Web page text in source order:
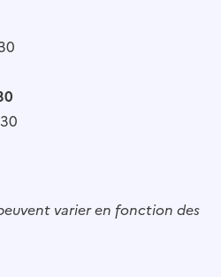
varier en fonction des